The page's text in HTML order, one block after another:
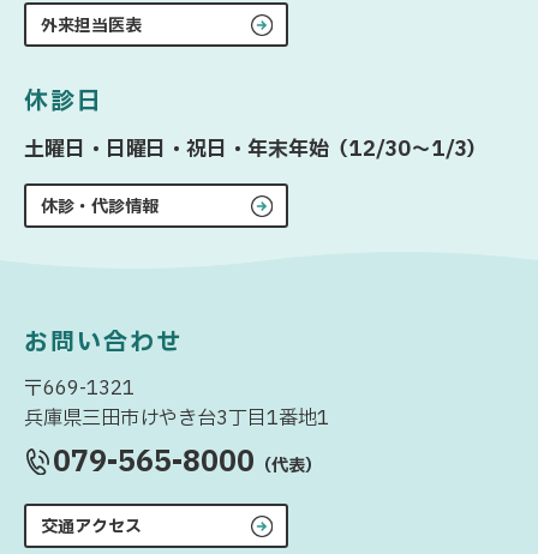
外来担当医表
休診日
土曜日・日曜日・祝日・年末年始（12/30〜1/3）
休診・代診情報
お問い合わせ
〒669-1321
兵庫県三田市けやき台3丁目1番地1
079-565-8000 （代表）
交通アクセス